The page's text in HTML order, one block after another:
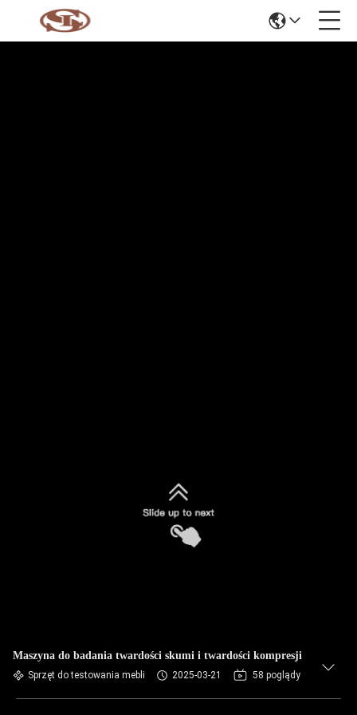
Maszyna do badania twardości skumi i twardości kompresji
Sprzęt do testowania mebli 2025-03-21 58 poglądy